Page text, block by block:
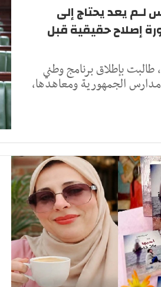
لـم يعد يحتاج إلى
إصلاح حقيقية قبل
بإطلاق برنامج وطني
الجمهورية ومعاهدها،